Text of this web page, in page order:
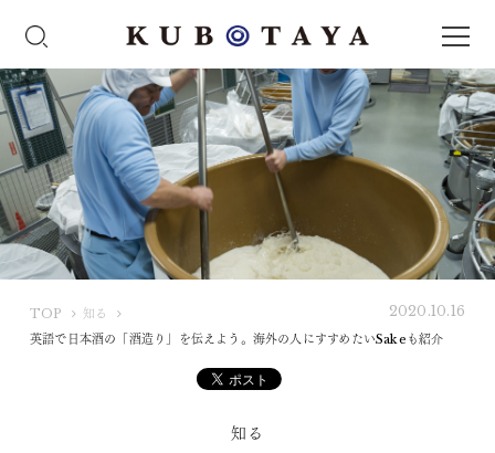
TOP
U
知る
英語で日本酒の「酒造り」を伝えよう。海外の人にすすめたいSakeも紹介
2020.10.16
知る